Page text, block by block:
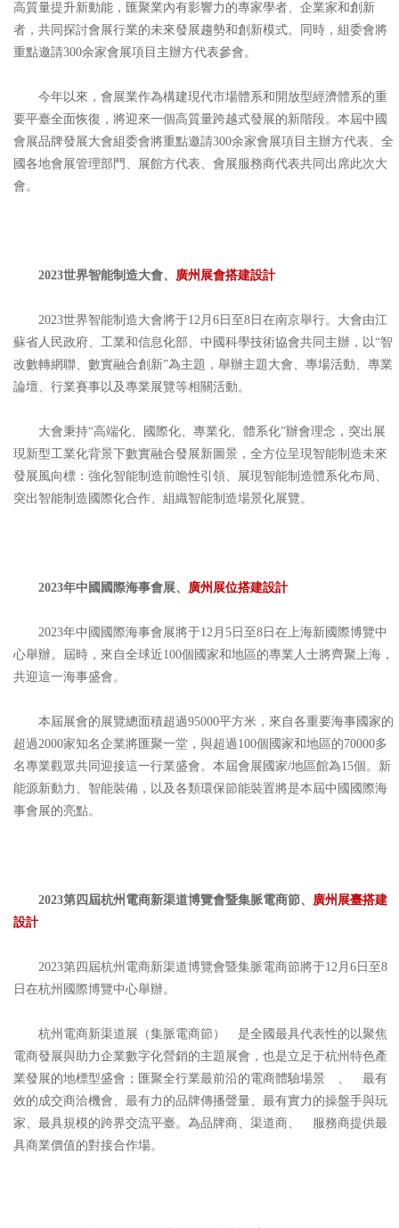
高質量提升新動能，匯聚業內有影響力的專家學者、企業家和創新
者，共同探討會展行業的未來發展趨勢和創新模式。同時，組委會將
重點邀請300余家會展項目主辦方代表參會。
今年以來，會展業作為構建現代市場體系和開放型經濟體系的重
要平臺全面恢復，將迎來一個高質量跨越式發展的新階段。本屆中國
會展品牌發展大會組委會將重點邀請300余家會展項目主辦方代表、全
國各地會展管理部門、展館方代表、會展服務商代表共同出席此次大
會。
2023世界智能制造大會、 廣州展會搭建設計
2023世界智能制造大會將于12月6日至8日在南京舉行。大會由江
蘇省人民政府、工業和信息化部、中國科學技術協會共同主辦，以“智
改數轉網聯、數實融合創新”為主題，舉辦主題大會、專場活動、專業
論壇、行業賽事以及專業展覽等相關活動。
大會秉持“高端化、國際化、專業化、體系化”辦會理念，突出展
現新型工業化背景下數實融合發展新圖景，全方位呈現智能制造未來
發展風向標：強化智能制造前瞻性引領、展現智能制造體系化布局、
突出智能制造國際化合作、組織智能制造場景化展覽。
2023年中國國際海事會展、 廣州展位搭建設計
2023年中國國際海事會展將于12月5日至8日在上海新國際博覽中
心舉辦。屆時，來自全球近100個國家和地區的專業人士將齊聚上海，
共迎這一海事盛會。
本屆展會的展覽總面積超過95000平方米，來自各重要海事國家的
超過2000家知名企業將匯聚一堂，與超過100個國家和地區的70000多
名專業觀眾共同迎接這一行業盛會。本屆會展國家/地區館為15個。新
能源新動力、智能裝備，以及各類環保節能裝置將是本屆中國國際海
事會展的亮點。
2023第四屆杭州電商新渠道博覽會暨集脈電商節、 廣州展臺搭建
設計
2023第四屆杭州電商新渠道博覽會暨集脈電商節將于12月6日至8
日在杭州國際博覽中心舉辦。
杭州電商新渠道展（集脈電商節） 是全國最具代表性的以聚焦
電商發展與助力企業數字化營銷的主題展會，也是立足于杭州特色產
業發展的地標型盛會；匯聚全行業最前沿的電商體驗場景 、 最有
效的成交商洽機會、最有力的品牌傳播聲量、最有實力的操盤手與玩
家、最具規模的跨界交流平臺。為品牌商、渠道商、 服務商提供最
具商業價值的對接合作場。